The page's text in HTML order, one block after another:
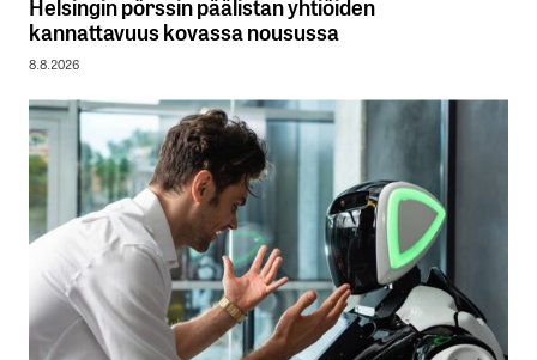
Helsingin pörssin päälistan yhtiöiden
kannattavuus kovassa nousussa
8.8.2026